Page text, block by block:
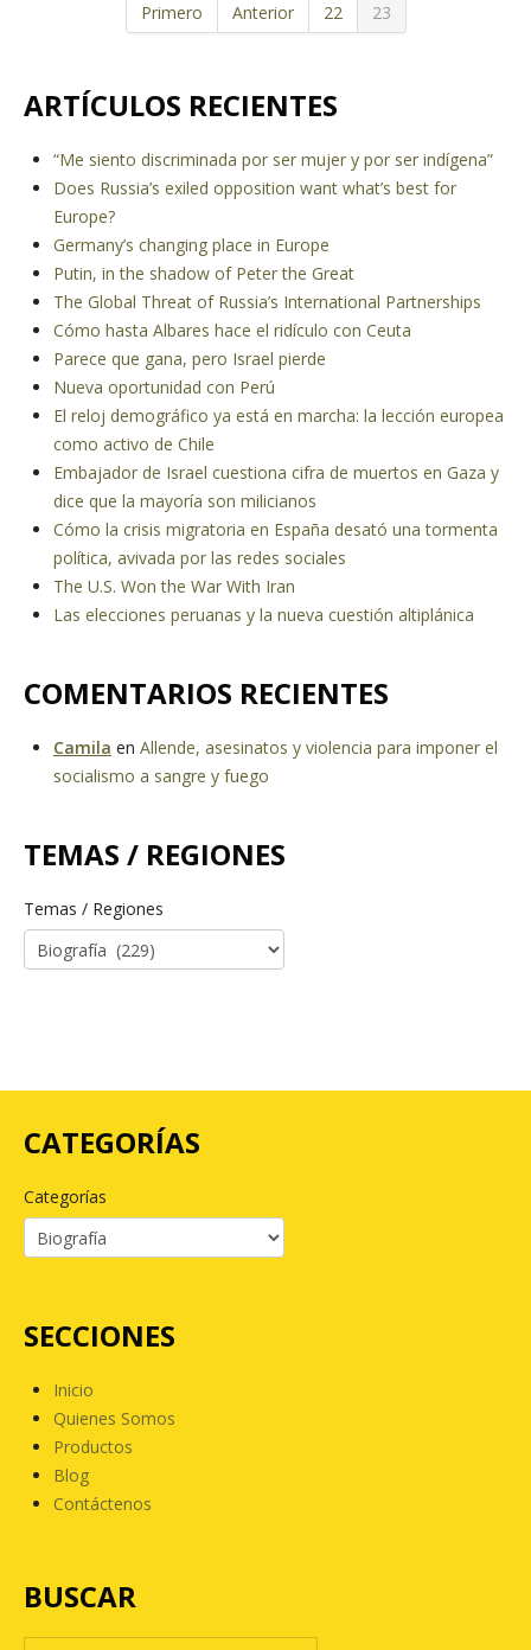
Primero Anterior 22 23
ARTÍCULOS RECIENTES
“Me siento discriminada por ser mujer y por ser indígena”
Does Russia’s exiled opposition want what’s best for
Europe?
Germany’s changing place in Europe
Putin, in the shadow of Peter the Great
The Global Threat of Russia’s International Partnerships
Cómo hasta Albares hace el ridículo con Ceuta
Parece que gana, pero Israel pierde
Nueva oportunidad con Perú
El reloj demográfico ya está en marcha: la lección europea
como activo de Chile
Embajador de Israel cuestiona cifra de muertos en Gaza y
dice que la mayoría son milicianos
Cómo la crisis migratoria en España desató una tormenta
política, avivada por las redes sociales
The U.S. Won the War With Iran
Las elecciones peruanas y la nueva cuestión altiplánica
COMENTARIOS RECIENTES
Camila en Allende, asesinatos y violencia para imponer el
socialismo a sangre y fuego
TEMAS / REGIONES
Temas / Regiones
CATEGORÍAS
Categorías
SECCIONES
Inicio
Quienes Somos
Productos
Blog
Contáctenos
BUSCAR